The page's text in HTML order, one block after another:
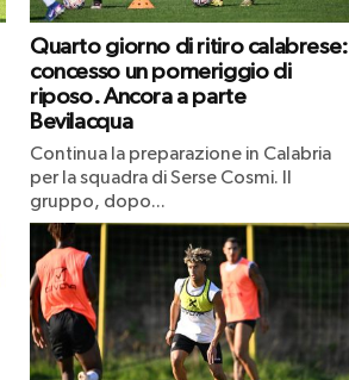
Quarto giorno di ritiro calabrese:
concesso un pomeriggio di
riposo. Ancora a parte
Bevilacqua
Continua la preparazione in Calabria
per la squadra di Serse Cosmi. Il
gruppo, dopo...